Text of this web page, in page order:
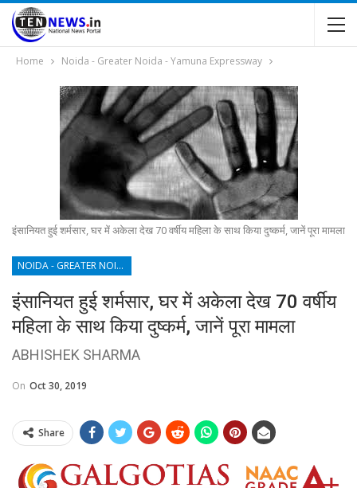
Home Noida - Greater Noida - Yamuna Expressway
इंसानियत हुई शर्मसार, घर में अकेला देख 70 वर्षीय महिला के साथ किया दुष्कर्म, जानें पूरा मामला
NOIDA - GREATER NOIDA - YAMUNA EXPRESSWAY
इंसानियत हुई शर्मसार, घर में अकेला देख 70 वर्षीय
महिला के साथ किया दुष्कर्म, जानें पूरा मामला
ABHISHEK SHARMA
On Oct 30, 2019
Share